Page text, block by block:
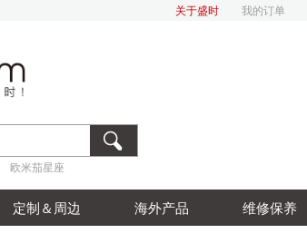
关于盛时 我的订单
欧米茄星座
定制＆周边 海外产品 维修保养